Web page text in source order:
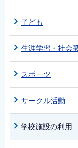
子ども
生涯学習・社会
スポーツ
サークル活動
学校施設の利用
English
简体中文
繁體中文
Filipino